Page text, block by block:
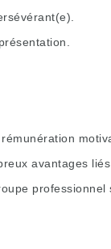
avantages